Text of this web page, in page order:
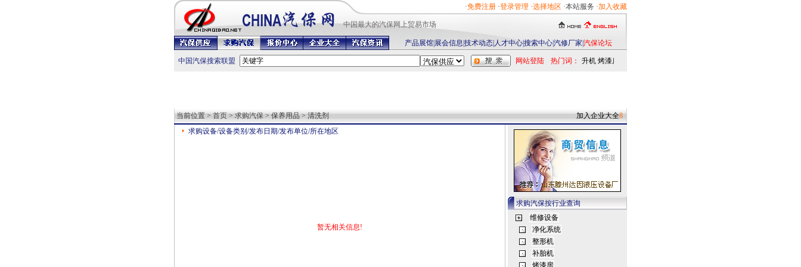
中国最
·免费注册 ·登录管理 ·选择地区 ·本站服务 ·加入收藏
大的汽保网上贸易市场
产品展馆| 展会信息 技术动态| 人才中心|搜索中心|汽修厂家 汽保论坛
中国汽保搜索联盟 网站登陆 热门词：举升机 烤漆房
当前位置 > 首页 > 求购汽保 > 保养用品 > 清洗剂 加入企业大全8
求购设备/设备类别/发布日期/发布单位/所在地区
暂无相关信息!
求购汽保按行业查询